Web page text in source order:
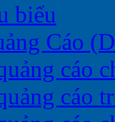
biểu
Cáo
cáo
cáo